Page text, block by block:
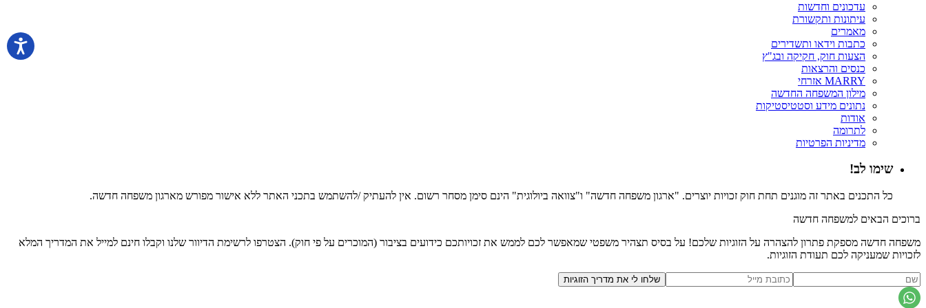
עדכונים וחדשות
עיתונות ותקשורת
מאמרים
כתבות וידאו ותשדירים
הצעות חוק, חקיקה ובג"ץ
כנסים והרצאות
MARRY אזרחי
מילון המשפחה החדשה
נתונים מידע וסטטיסטיקות
אודות
לתרומה
מדיניות הפרטיות
שימו לב!
כל התכנים באתר זה מוגנים תחת חוק זכויות יוצרים. "ארגון משפחה חדשה" ו"צוואה ביולוגית" הינם סימן מסחר רשום. אין להעתיק /להשתמש בתכני האתר ללא אישור מפורש מארגון משפחה חדשה.
ברוכים הבאים למשפחה חדשה
משפחה חדשה מספקת פתרון להצהרה על הזוגיות שלכם! על בסיס תצהיר משפטי שמאפשר לכם לממש את זכויותכם כידועים בציבור (המוכרים על פי חוק). הצטרפו לרשימת הדיוור שלנו וקבלו חינם למייל את המדריך המלא
לזכויות שמעניקה לכם תעודת הזוגיות.